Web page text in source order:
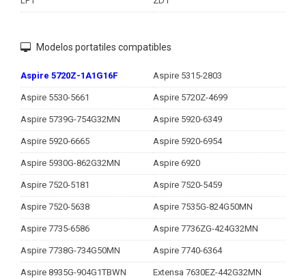
Modelos portatiles compatibles
Aspire 5720Z-1A1G16F Aspire 5315-2803
Aspire 5530-5661 Aspire 5720Z-4699
Aspire 5739G-754G32MN Aspire 5920-6349
Aspire 5920-6665 Aspire 5920-6954
Aspire 5930G-862G32MN Aspire 6920
Aspire 7520-5181 Aspire 7520-5459
Aspire 7520-5638 Aspire 7535G-824G50MN
Aspire 7735-6586 Aspire 7736ZG-424G32MN
Aspire 7738G-734G50MN Aspire 7740-6364
Aspire 8935G-904G1TBWN Extensa 7630EZ-442G32MN